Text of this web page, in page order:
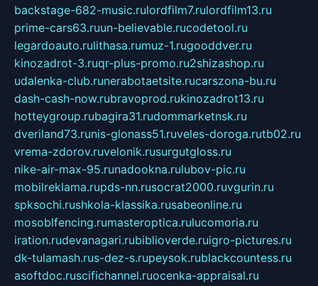
backstage-682-music.rulordfilm7.rulordfilm13.ru
prime-cars63.ruun-believable.rucodetool.ru
legardoauto.rulithasa.rumuz-1.rugooddver.ru
kinozadrot-3.ruqr-plus-promo.ru2shizashop.ru
udalenka-club.runerabotaetsite.rucarszona-bu.ru
dash-cash-now.rubravoprod.rukinozadrot13.ru
hotteygroup.rubagira31.rudommarketnsk.ru
dveriland73.runis-glonass51.ruveles-doroga.rutb02.ru
vrema-zdorov.ruvelonik.rusurgutgloss.ru
nike-air-max-95.runadookna.rulubov-pic.ru
mobilreklama.rupds-nn.rusocrat2000.ruvgurin.ru
spksochi.rushkola-klassika.rusabeonline.ru
mosoblfencing.rumasteroptica.rulucomoria.ru
iration.rudevanagari.rubiblioverde.ruigro-pictures.ru
dk-tulamash.rus-dez-s.rupeysok.rublackcountess.ru
asoftdoc.ruscifichannel.ruocenka-appraisal.ru